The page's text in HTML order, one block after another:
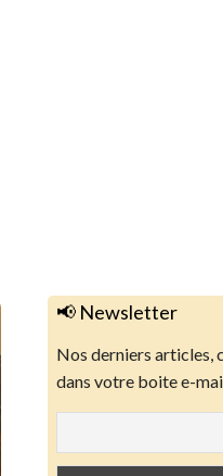
📢 Newsletter
Nos derniers articles,
dans votre boite e-